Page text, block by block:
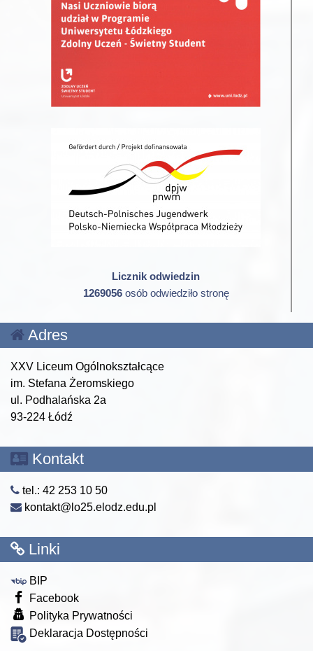
Licznik odwiedzin
1269056osób odwiedziło stronę
Adres
XXV Liceum Ogólnokształcące
im. Stefana Żeromskiego
ul. Podhalańska 2a
93-224 Łódź
Kontakt
tel.: 42 253 10 50
kontakt@lo25.elodz.edu.pl
Linki
BIP
Facebook
Polityka Prywatności
Deklaracja Dostępności